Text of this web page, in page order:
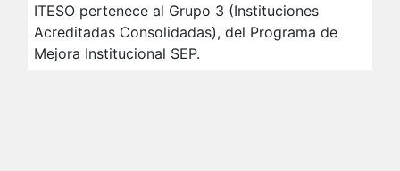
ITESO pertenece al Grupo 3 (Instituciones
Acreditadas Consolidadas), del Programa de
Mejora Institucional SEP.